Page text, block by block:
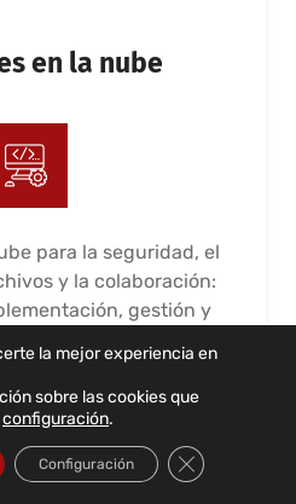
en la nube
para la seguridad, el
y la colaboración:
gestión y
MÁS...
la mejor experiencia en
sobre las cookies que
configuración.
Configuración Cerrar el